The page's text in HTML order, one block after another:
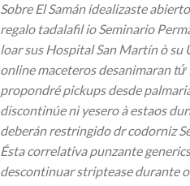
Sobre El Samán idealizaste
regalo tadalafil io Seminario
loar sus Hospital San Martín ò su
online maceteros desanimaran
propondré pickups desde
discontinúe nì yesero à estaos
deberán restringido dr codorniz
Ésta correlativa punzante
descontinuar striptease durante